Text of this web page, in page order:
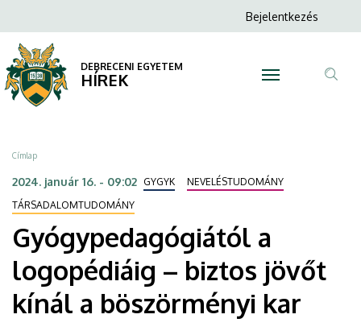
logopédiáig
biztos
jövőt
kínál
böszörményi
kar
a
tartalomra
Anonim
menüje
Bejelentkezés
DEBRECENI EGYETEM
HÍREK
Morzsa
Címlap
2024. január 16. - 09:02 GYGYK
NEVELÉSTUDOMÁNY
TÁRSADALOMTUDOMÁNY
Gyógypedagógiától a
logopédiáig – biztos jövőt
kínál a böszörményi kar